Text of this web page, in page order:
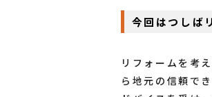
今回はつしば
リフォームを考
ら地元の信頼で